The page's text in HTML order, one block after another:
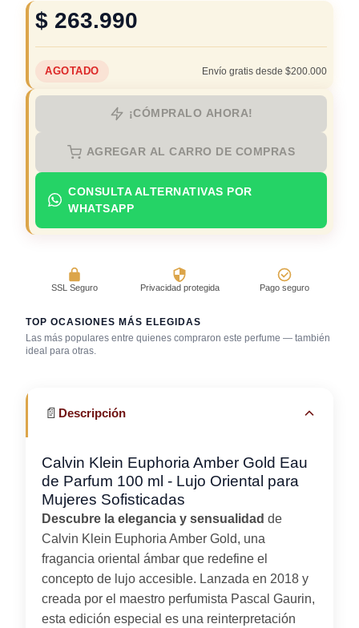
$ 263.990
AGOTADO Envío gratis desde $200.000
¡CÓMPRALO AHORA!
AGREGAR AL CARRO DE COMPRAS
CONSULTA ALTERNATIVAS POR
WHATSAPP
SSL Seguro Privacidad protegida Pago seguro
TOP OCASIONES MÁS ELEGIDAS
Las más populares entre quienes compraron este perfume — también
ideal para otras.
Bar / cocteles
📄 Descripción
Calvin Klein Euphoria Amber Gold Eau
de Parfum 100 ml - Lujo Oriental para
Mujeres Sofisticadas
Descubre la elegancia y sensualidad de
Calvin Klein Euphoria Amber Gold, una
fragancia oriental ámbar que redefine el
concepto de lujo accesible. Lanzada en 2018 y
creada por el maestro perfumista Pascal Gaurin,
esta edición especial es una reinterpretación